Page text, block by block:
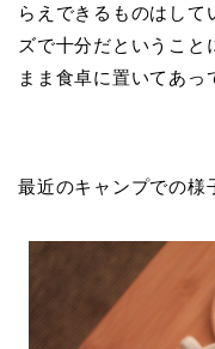
らえできるものはして
ズで十分だということ
まま食卓に置いてあっ
最近のキャンプでの様